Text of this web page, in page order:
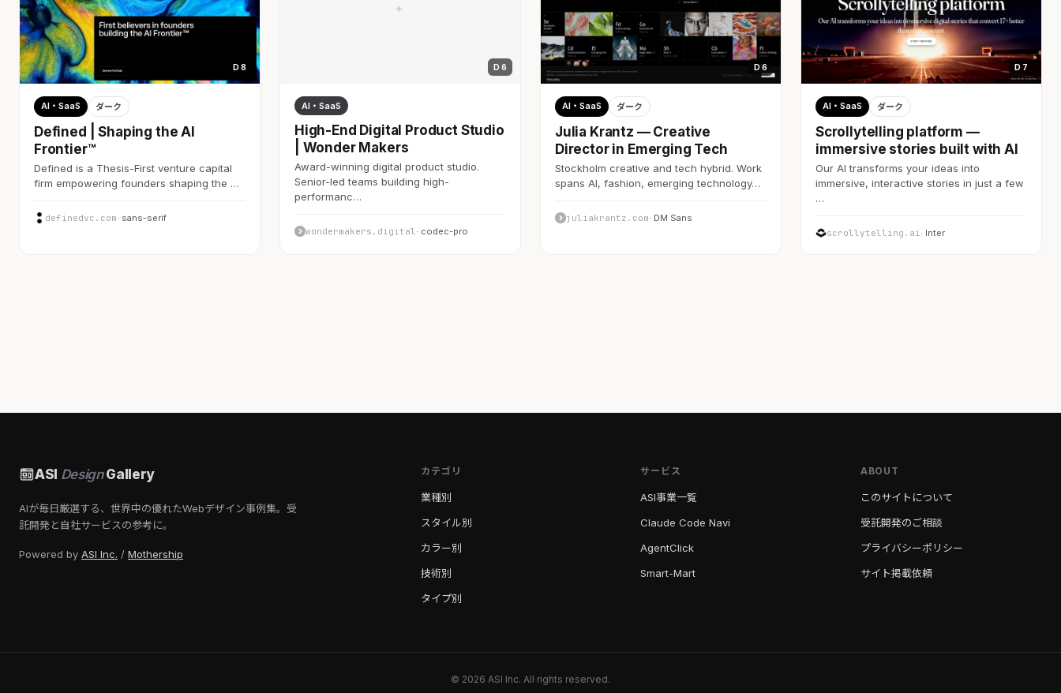
D 8
AI・SaaS ダーク
Defined | Shaping the AI
Frontier™
Defined is a Thesis-First venture capital
firm empowering founders shaping the …
definedvc.com· sans-serif
D 6
AI・SaaS
High-End Digital Product Studio
| Wonder Makers
Award-winning digital product studio.
Senior-led teams building high-
performanc…
wondermakers.digital · codec-pro
D 6
AI・SaaS ダーク
Julia Krantz — Creative
Director in Emerging Tech
Stockholm creative and tech hybrid. Work
spans AI, fashion, emerging technology…
juliakrantz.com· DM Sans
D 7
AI・SaaS ダーク
Scrollytelling platform —
immersive stories built with AI
Our AI transforms your ideas into
immersive, interactive stories in just a few
…
scrollytelling.ai · Inter
ASI DesignGallery
AIが毎日厳選する、世界中の優れたWebデザイン事例集。受
託開発と自社サービスの参考に。
Powered by ASI Inc. / Mothership
カテゴリ
業種別
スタイル別
カラー別
技術別
タイプ別
サービス
ASI事業一覧
Claude Code Navi
AgentClick
Smart-Mart
ABOUT
このサイトについて
受託開発のご相談
プライバシーポリシー
サイト掲載依頼
© 2026 ASI Inc. All rights reserved.